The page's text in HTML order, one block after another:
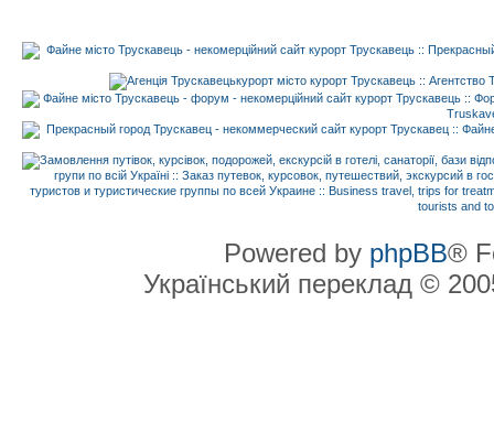
Powered by phpBB®
Український переклад ©